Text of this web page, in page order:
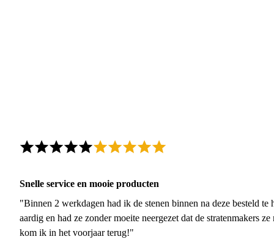
Snelle service en mooie producten
"Binnen 2 werkdagen had ik de stenen binnen na deze besteld
aardig en had ze zonder moeite neergezet dat de stratenmakers
kom ik in het voorjaar terug!"